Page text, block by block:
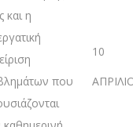
και η
που
10